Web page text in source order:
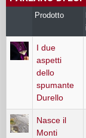
Prodotto
I due
aspetti
dello
spumante
Durello
Nasce il
Monti